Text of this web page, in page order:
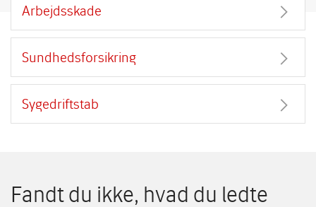
Arbejdsskade
Sundhedsforsikring
Sygedriftstab
Fandt du ikke, hvad du ledte